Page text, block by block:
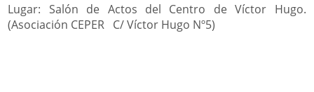
Lugar: Salón de Actos del Centro de Víctor Hugo.
(Asociación CEPER C/ Víctor Hugo Nº5)